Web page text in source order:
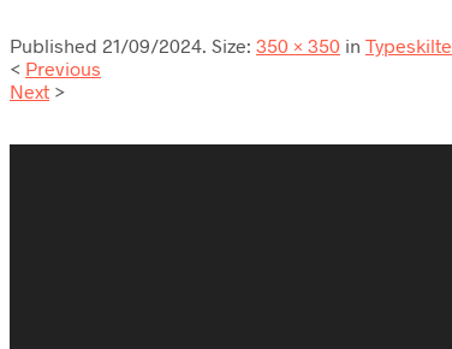
Published 21/09/2024 . Size: 350 × 350 in Typeskilte
< Previous
Next >